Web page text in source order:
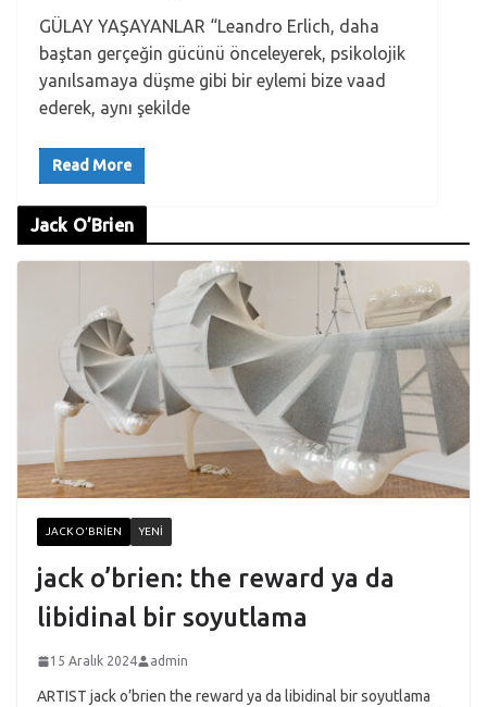
GÜLAY YAŞAYANLAR “Leandro Erlich, daha
baştan gerçeğin gücünü önceleyerek, psikolojik
yanılsamaya düşme gibi bir eylemi bize vaad
ederek, aynı şekilde
Read More
Jack O’Brien
JACK O'BRIEN YENI
jack o’brien: the reward ya da
libidinal bir soyutlama
15 Aralık 2024 admin
ARTIST jack o’brien the reward ya da libidinal bir soyutlama